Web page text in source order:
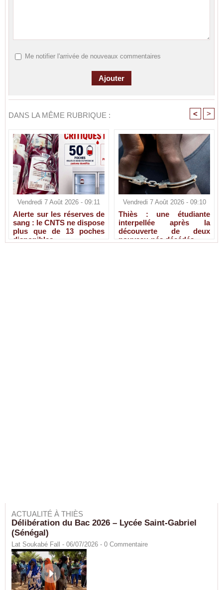
Me notifier l'arrivée de nouveaux commentaires
DANS LA MÊME RUBRIQUE : < >
Vendredi 7 Août 2026 - 09:11
Alerte sur les réserves de
sang : le CNTS ne dispose
plus que de 13 poches
disponibles
Vendredi 7 Août 2026 - 09:10
Thiès : une étudiante
interpellée après la
découverte de deux
nouveau-nés décédés
ACTUALITÉ À THIÈS
Délibération du Bac 2026 – Lycée Saint-Gabriel
(Sénégal)
Lat Soukabé Fall - 06/07/2026 - 0 Commentaire